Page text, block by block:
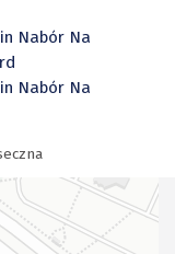
Nabór Na
Nabór Na